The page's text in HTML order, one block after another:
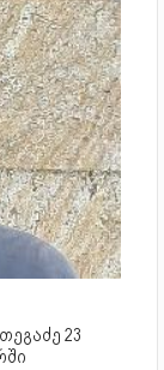
23